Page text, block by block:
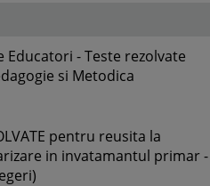
Educatori - Teste rezolvate
si Metodica
pentru reusita la
in invatamantul primar -